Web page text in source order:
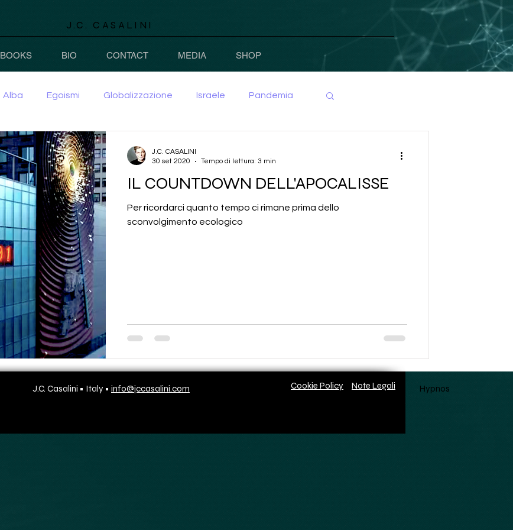
J.C. CASALINI
BOOKS BIO CONTACT MEDIA SHOP
Alba Egoismi Globalizzazione Israele Pandemia
IL COUNTDOWN DELL'APOCALISSE
Per ricordarci quanto tempo ci rimane prima dello
sconvolgimento ecologico
J.C. CASALINI
30 set 2020
Tempo di lettura: 3 min
J.C. Casalini • Italy • info@jccasalini.com Cookie Policy Note Legali Hypnos